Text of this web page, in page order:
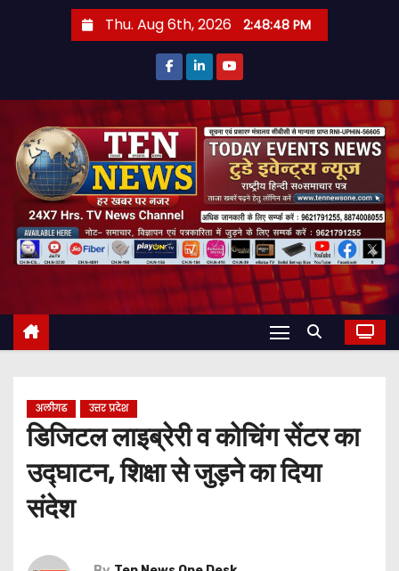
t
Thu. Aug 6th, 2026 2:48:49 PM
अलीगढ उत्तर प्रदेश
डिजिटल लाइब्रेरी व कोचिंग सेंटर का
उद्घाटन, शिक्षा से जुड़ने का दिया
संदेश